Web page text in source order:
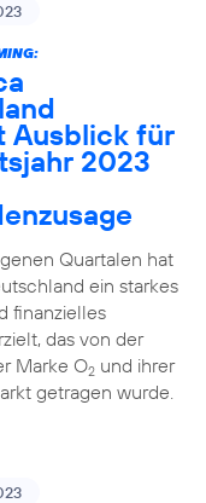
Ausblick für
2023
Quartalen hat
ein starkes
finanzielles
das von der
Marke O2und ihrer
getragen wurde.